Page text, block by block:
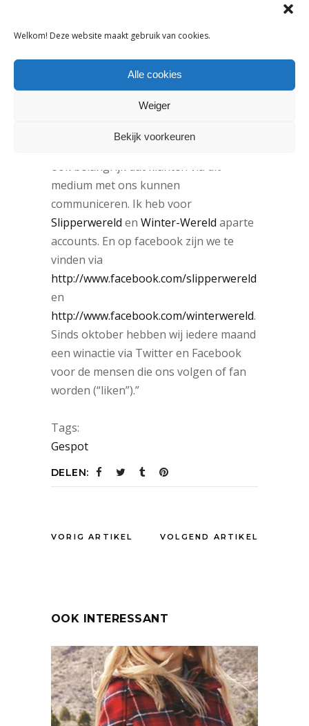
Welkom! Deze website maakt gebruik van cookies.
Alle cookies
Weiger
Bekijk voorkeuren
winter en een zomer flyer, die we
Op welke social media ben je te
volgen en waarom?
“We zijn te vinden op facebook en
twitter. De accounts worden goed
ook belangrijk dat klanten via dit
medium met ons kunnen
communiceren. Ik heb voor
Slipperwereld en Winter-Wereld aparte
accounts. En op facebook zijn we te
vinden via
http://www.facebook.com/slipperwereld
en
http://www.facebook.com/winterwereld.
Sinds oktober hebben wij iedere maand
een winactie via Twitter en Facebook
voor de mensen die ons volgen of fan
worden (“liken”).”
Tags:
Gespot
DELEN:
VORIG ARTIKEL VOLGEND ARTIKEL
OOK INTERESSANT